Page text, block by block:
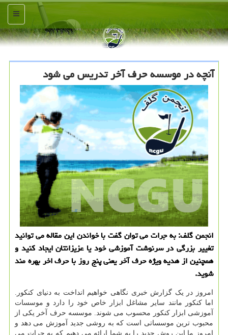
منو
آنچه در موسسه حرف آخر تدریس می شود
انجمن گلف: به جرات می توان گفت با خواندن این مقاله می توانید
تغییر بزرگی در سرنوشت آموزشی خود یا عزیزانتان ایجاد كنید و
همچنین از هدیه ویژه حرف آخر یعنی پنج روز با حرف اخر بهره مند
شوید.
امروز در یک گزارش خبری نگاهی خواهیم انداخت به دنیای کنکور.
اما کنکور مانند سایر مشاغل ابزار خاص خود را دارد و موسسات
آموزشی ابزار کنکور محسوب می شوند. موسسه حرف آخر یکی از
محبوب ترین موسساتی است که به روشی جدید آموزش می دهد و
امروز ما این روش جدید را به شما ارائه می دهیم که به جرات می